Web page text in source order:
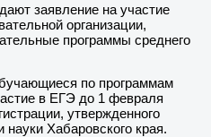
заявление на участие
организации,
программы среднего
по программам
в ЕГЭ до 1 февраля
утвержденного
Хабаровского края.